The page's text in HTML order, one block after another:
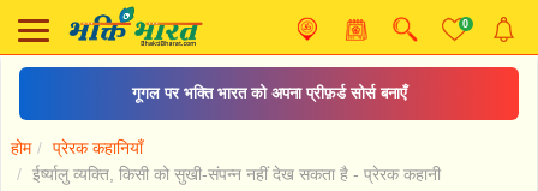
0
गूगल पर भक्ति भारत को अपना प्रीफ़र्ड सोर्स बनाएँ
होम
प्रेरक कहानियाँ
ईर्ष्यालु व्यक्ति, किसी को सुखी-संपन्न नहीं देख सकता है - प्रेरक कहानी